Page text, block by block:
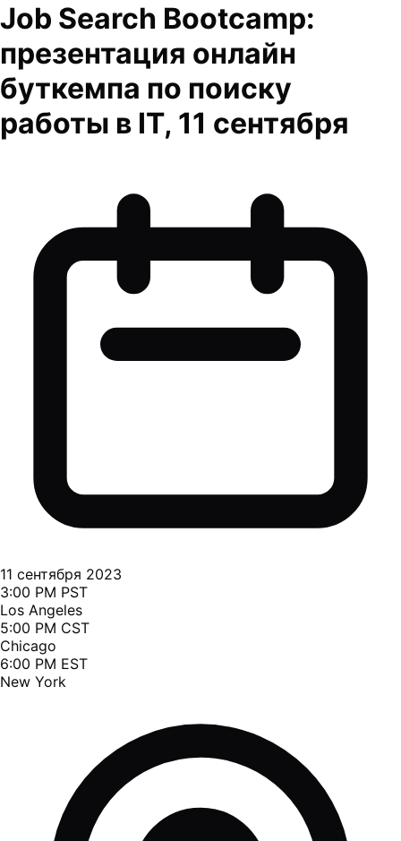
Job Search Bootcamp:
презентация онлайн
буткемпа по поиску
работы в IT, 11 сентября
11 сентября 2023
3:00 PM PST
Los Angeles
5:00 PM CST
Chicago
6:00 PM EST
New York